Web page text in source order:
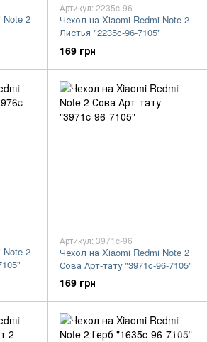
Note 2
Артикул: 2235c-96
Чехол на Xiaomi Redmi Note 2
Листья "2235c-96-7105"
169 грн
Note 2
Артикул: 3971c-96
Чехол на Xiaomi Redmi Note 2
Сова Арт-тату "3971c-96-7105"
169 грн